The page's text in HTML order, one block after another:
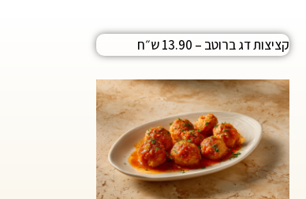
קציצות דג ברוטב – 13.90 ש״ח